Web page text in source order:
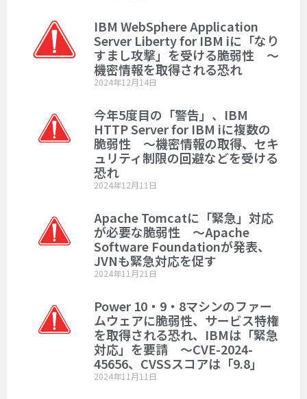
IBM WebSphere Application
Server Liberty for IBM iに「なり
すまし攻撃」を受ける脆弱性 ～
機密情報を取得される恐れ
2024年12月14日
今年5度目の「警告」、IBM
HTTP Server for IBM iに複数の
脆弱性 ～機密情報の取得、セキ
ュリティ制限の回避などを受ける
恐れ
2024年12月11日
Apache Tomcatに「緊急」対応
が必要な脆弱性 ～Apache
Software Foundationが発表、
JVNも緊急対応を促す
2024年11月21日
Power 10・9・8マシンのファー
ムウェアに脆弱性、サービス特権
を取得される恐れ、IBMは「緊急
対応」を要請 ～CVE-2024-
45656、CVSSスコアは「9.8」
2024年11月11日